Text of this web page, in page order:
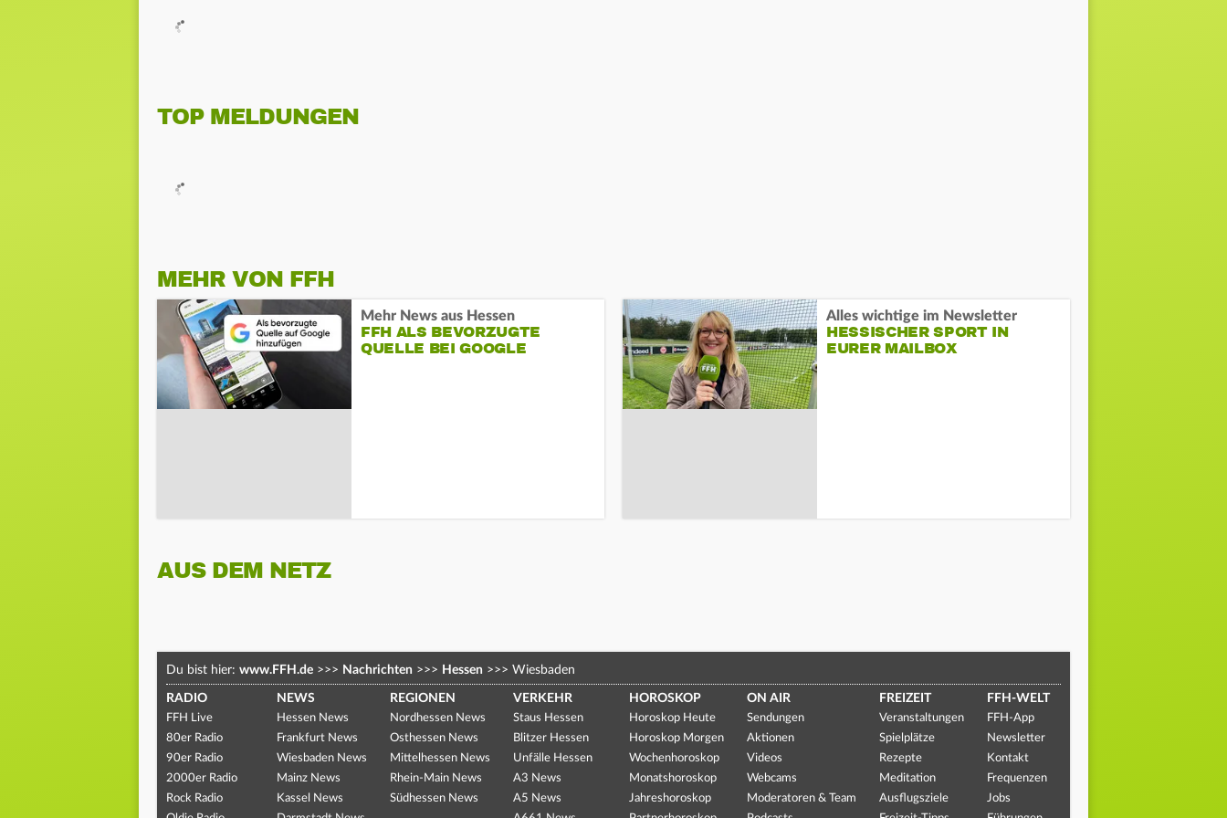
TOP MELDUNGEN
MEHR VON FFH
Mehr News aus Hessen
FFH ALS BEVORZUGTE
QUELLE BEI GOOGLE
Alles wichtige im Newsletter
HESSISCHER SPORT IN
EURER MAILBOX
AUS DEM NETZ
Du bist hier: www.FFH.de >>> Nachrichten >>> Hessen >>> Wiesbaden
RADIO
FFH Live
80er Radio
90er Radio
2000er Radio
Rock Radio
NEWS
Hessen News
Frankfurt News
Wiesbaden News
Mainz News
Kassel News
REGIONEN
Nordhessen News
Osthessen News
Mittelhessen News
Rhein-Main News
Südhessen News
VERKEHR
Staus Hessen
Blitzer Hessen
Unfälle Hessen
A3 News
A5 News
HOROSKOP
Horoskop Heute
Horoskop Morgen
Wochenhoroskop
Monatshoroskop
Jahreshoroskop
ON AIR
Sendungen
Aktionen
Videos
Webcams
Moderatoren & Team
FREIZEIT
Veranstaltungen
Spielplätze
Rezepte
Meditation
Ausflugsziele
FFH-WELT
FFH-App
Newsletter
Kontakt
Frequenzen
Jobs